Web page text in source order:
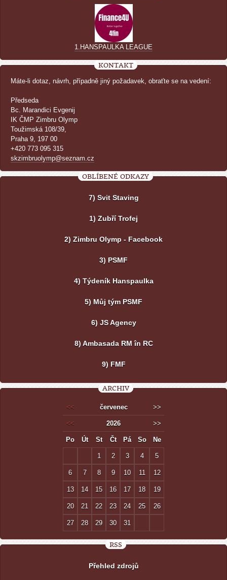
1.HANSPAULKA LEAGUE
KONTAKT
Máte-li dotaz, návrh, případně jiný požadavek, obraťte se na vedení:
Předseda
Bc. Marandici Evgenij
IK ČMP Zimbru Olymp
Toužimská 108/39,
Praha 9, 197 00
+420 773 095 315
skzimbruolymp@seznam.cz
OBLÍBENÉ ODKAZY
7) Svit Staving
1) Zubří Trofej
2) Zimbru Olymp - Facebook
3) PSMF
4) Týdeník Hanspaulka
5) Můj tým PSMF
6) JS Agency
8) Ambasada RM în RC
9) FMF
ARCHIV
<< červenec >>
<< 2026 >>
Po Út St Čt Pá So Ne
1 2 3 4 5
6 7 8 9 10 11 12
13 14 15 16 17 18 19
20 21 22 23 24 25 26
27 28 29 30 31
RSS
Přehled zdrojů